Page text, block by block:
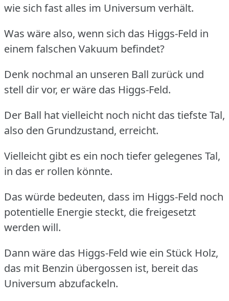
wie sich fast alles im Universum verhält.
Was wäre also, wenn sich das Higgs-Feld in
einem falschen Vakuum befindet?
Denk nochmal an unseren Ball zurück und
stell dir vor, er wäre das Higgs-Feld.
Der Ball hat vielleicht noch nicht das tiefste Tal,
also den Grundzustand, erreicht.
Vielleicht gibt es ein noch tiefer gelegenes Tal,
in das er rollen könnte.
Das würde bedeuten, dass im Higgs-Feld noch
potentielle Energie steckt, die freigesetzt
werden will.
Dann wäre das Higgs-Feld wie ein Stück Holz,
das mit Benzin übergossen ist, bereit das
Universum abzufackeln.